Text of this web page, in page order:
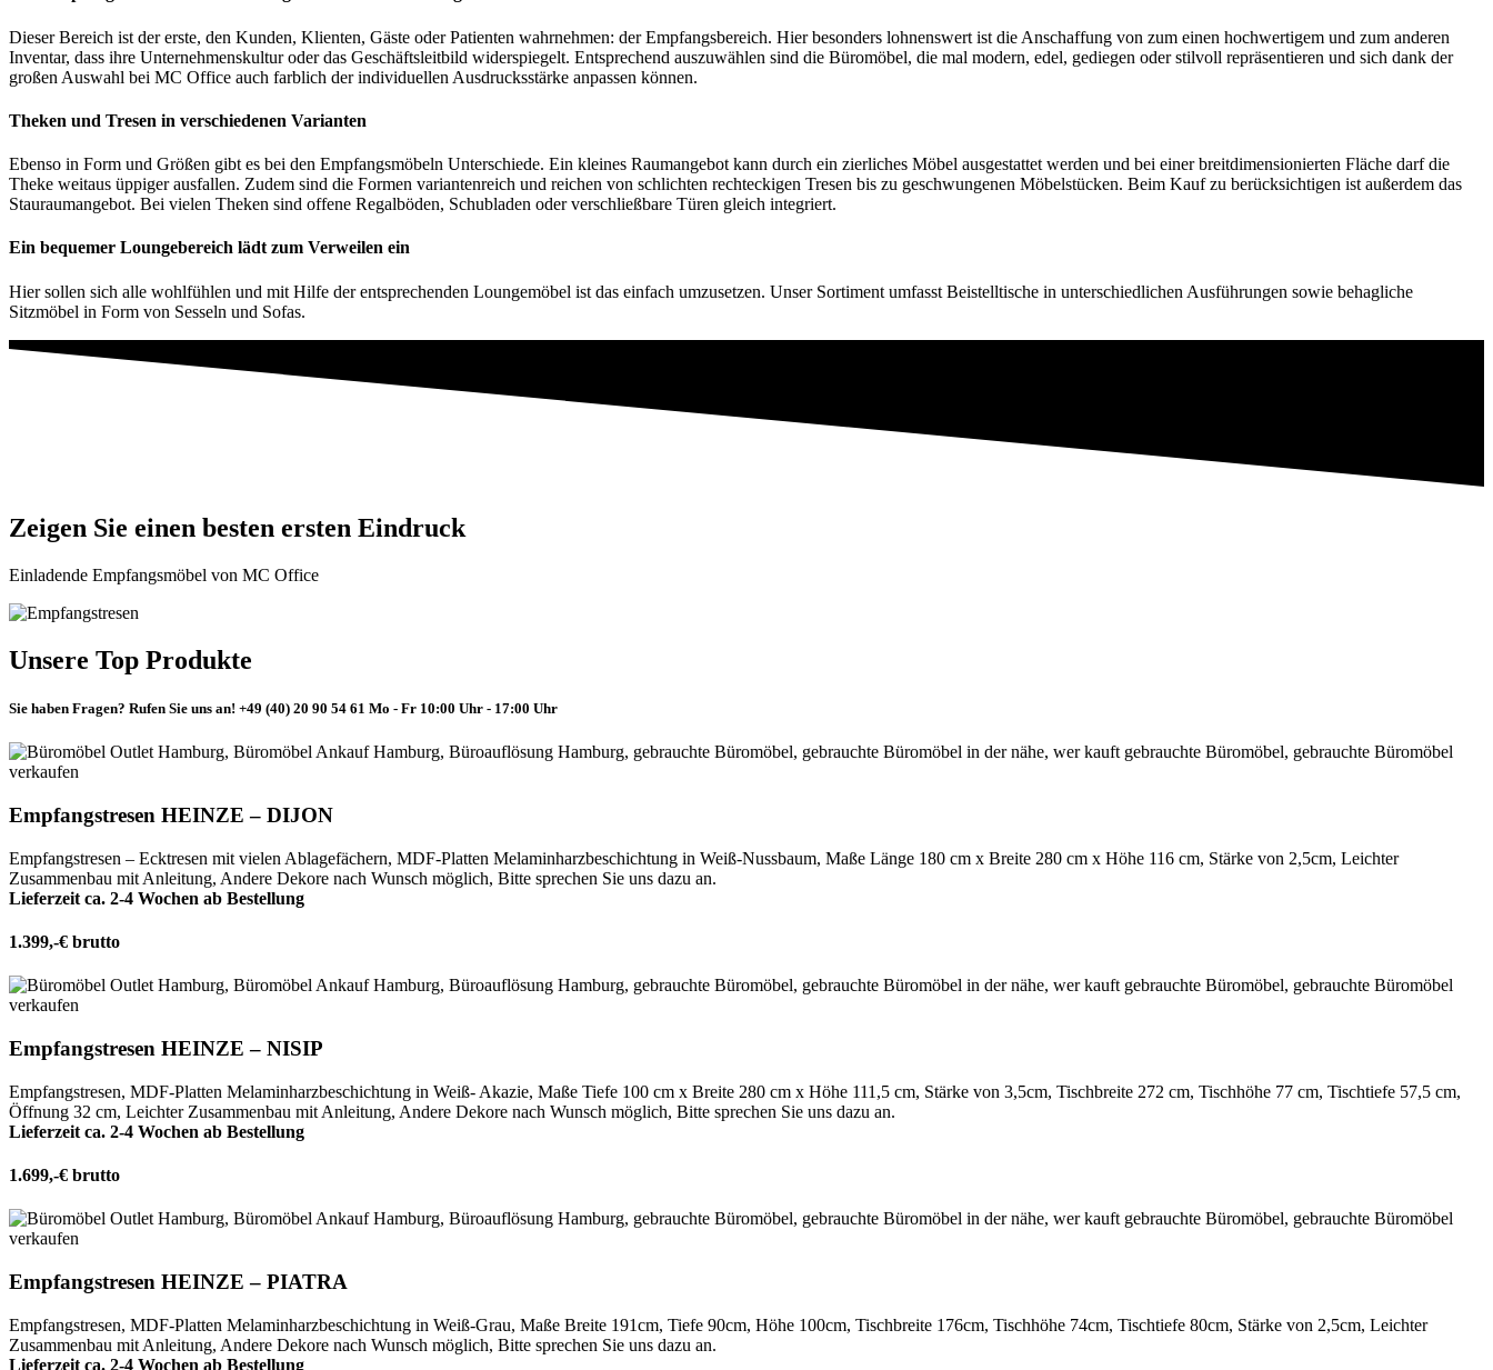
Dieser Bereich ist der erste, den Kunden, Klienten, Gäste oder Patienten wahrnehmen: der Empfangsbereich. Hier besonders lohnenswert ist die Anschaffung von zum einen hochwertigem und zum anderen
Inventar, dass ihre Unternehmenskultur oder das Geschäftsleitbild widerspiegelt. Entsprechend auszuwählen sind die Büromöbel, die mal modern, edel, gediegen oder stilvoll repräsentieren und sich dank der
großen Auswahl bei MC Office auch farblich der individuellen Ausdrucksstärke anpassen können.
Theken und Tresen in verschiedenen Varianten
Ebenso in Form und Größen gibt es bei den Empfangsmöbeln Unterschiede. Ein kleines Raumangebot kann durch ein zierliches Möbel ausgestattet werden und bei einer breitdimensionierten Fläche darf die
Theke weitaus üppiger ausfallen. Zudem sind die Formen variantenreich und reichen von schlichten rechteckigen Tresen bis zu geschwungenen Möbelstücken. Beim Kauf zu berücksichtigen ist außerdem das
Stauraumangebot. Bei vielen Theken sind offene Regalböden, Schubladen oder verschließbare Türen gleich integriert.
Ein bequemer Loungebereich lädt zum Verweilen ein
Hier sollen sich alle wohlfühlen und mit Hilfe der entsprechenden Loungemöbel ist das einfach umzusetzen. Unser Sortiment umfasst Beistelltische in unterschiedlichen Ausführungen sowie behagliche
Sitzmöbel in Form von Sesseln und Sofas.
Zeigen Sie einen besten ersten Eindruck
Einladende Empfangsmöbel von MC Office
Unsere Top Produkte
Sie haben Fragen? Rufen Sie uns an! +49 (40) 20 90 54 61 Mo - Fr 10:00 Uhr - 17:00 Uhr
Empfangstresen HEINZE – DIJON
Empfangstresen – Ecktresen mit vielen Ablagefächern, MDF-Platten Melaminharzbeschichtung in Weiß-Nussbaum, Maße Länge 180 cm x Breite 280 cm x Höhe 116 cm, Stärke von 2,5cm, Leichter
Zusammenbau mit Anleitung, Andere Dekore nach Wunsch möglich, Bitte sprechen Sie uns dazu an.
Lieferzeit ca. 2-4 Wochen ab Bestellung
1.399,-€ brutto
Empfangstresen HEINZE – NISIP
Empfangstresen, MDF-Platten Melaminharzbeschichtung in Weiß- Akazie, Maße Tiefe 100 cm x Breite 280 cm x Höhe 111,5 cm, Stärke von 3,5cm, Tischbreite 272 cm, Tischhöhe 77 cm, Tischtiefe 57,5 cm,
Öffnung 32 cm, Leichter Zusammenbau mit Anleitung, Andere Dekore nach Wunsch möglich, Bitte sprechen Sie uns dazu an.
Lieferzeit ca. 2-4 Wochen ab Bestellung
1.699,-€ brutto
Empfangstresen HEINZE – PIATRA
Empfangstresen, MDF-Platten Melaminharzbeschichtung in Weiß-Grau, Maße Breite 191cm, Tiefe 90cm, Höhe 100cm, Tischbreite 176cm, Tischhöhe 74cm, Tischtiefe 80cm, Stärke von 2,5cm, Leichter
Zusammenbau mit Anleitung, Andere Dekore nach Wunsch möglich, Bitte sprechen Sie uns dazu an.
Lieferzeit ca. 2-4 Wochen ab Bestellung